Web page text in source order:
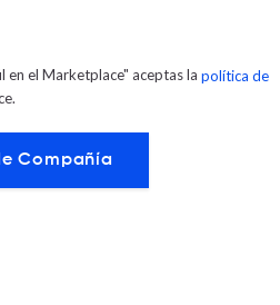
en el Marketplace" aceptas la política de